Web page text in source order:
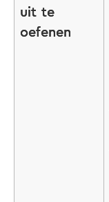
uit te
oefenen